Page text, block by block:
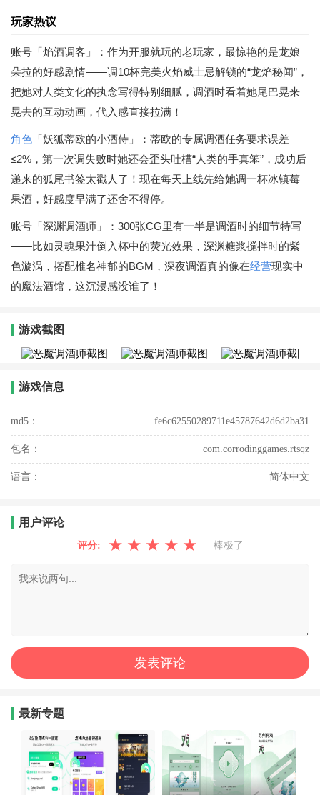
玩家热议
账号「焰酒调客」：作为开服就玩的老玩家，最惊艳的是龙娘
朵拉的好感剧情——调10杯完美火焰威士忌解锁的“龙焰秘闻”，
把她对人类文化的执念写得特别细腻，调酒时看着她尾巴晃来
晃去的互动动画，代入感直接拉满！
角色 「妖狐蒂欧的小酒侍」：蒂欧的专属调酒任务要求误差
≤2%，第一次调失败时她还会歪头吐槽“人类的手真笨”，成功后
递来的狐尾书签太戳人了！现在每天上线先给她调一杯冰镇莓
果酒，好感度早满了还舍不得停。
账号「深渊调酒师」：300张CG里有一半是调酒时的细节特写
——比如灵魂果汁倒入杯中的荧光效果，深渊糖浆搅拌时的紫
色漩涡，搭配椎名神郁的BGM，深夜调酒真的像在经营现实中
的魔法酒馆，这沉浸感没谁了！
游戏截图
游戏信息
md5： fe6c62550289711e45787642d6d2ba31
包名： com.corrodinggames.rtsqz
语言： 简体中文
用户评论
评分: ★ ★ ★ ★ ★ 棒极了
最新专题